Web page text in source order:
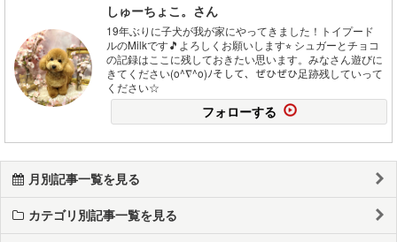
しゅーちょこ。さん
19年ぶりに子犬が我が家にやってきました！トイプード
ルのMilkです🎵よろしくお願いします⭐︎ シュガーとチョコ
の記録はここに残しておきたい思います。みなさん遊びに
きてください(o^∇^o)ﾉそして、ぜひぜひ足跡残していって
ください☆
フォローする
月別記事一覧を見る
カテゴリ別記事一覧を見る